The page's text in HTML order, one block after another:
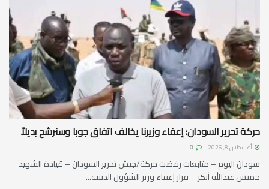
حركة تحرير السودان: إعفاء وزيرنا يخالف اتفاق جوبا وسنرشح بديلاً
أغسطس 8, 2026
سودان اليوم – متابعات رفضت حركة/جيش تحرير السودان – قيادة الشهيد
خميس عبدالله أبكر – قرار إعفاء وزير الشؤون الدينية...